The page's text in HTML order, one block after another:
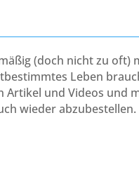
(doch nicht zu
Leben
und Videos und
wieder abzubestellen.